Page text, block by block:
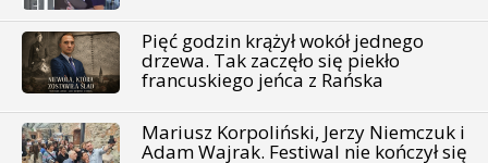
Pięć godzin krążył wokół jednego
drzewa. Tak zaczęło się piekło
francuskiego jeńca z Rańska
Mariusz Korpoliński, Jerzy Niemczuk i
Adam Wajrak. Festiwal nie kończył się